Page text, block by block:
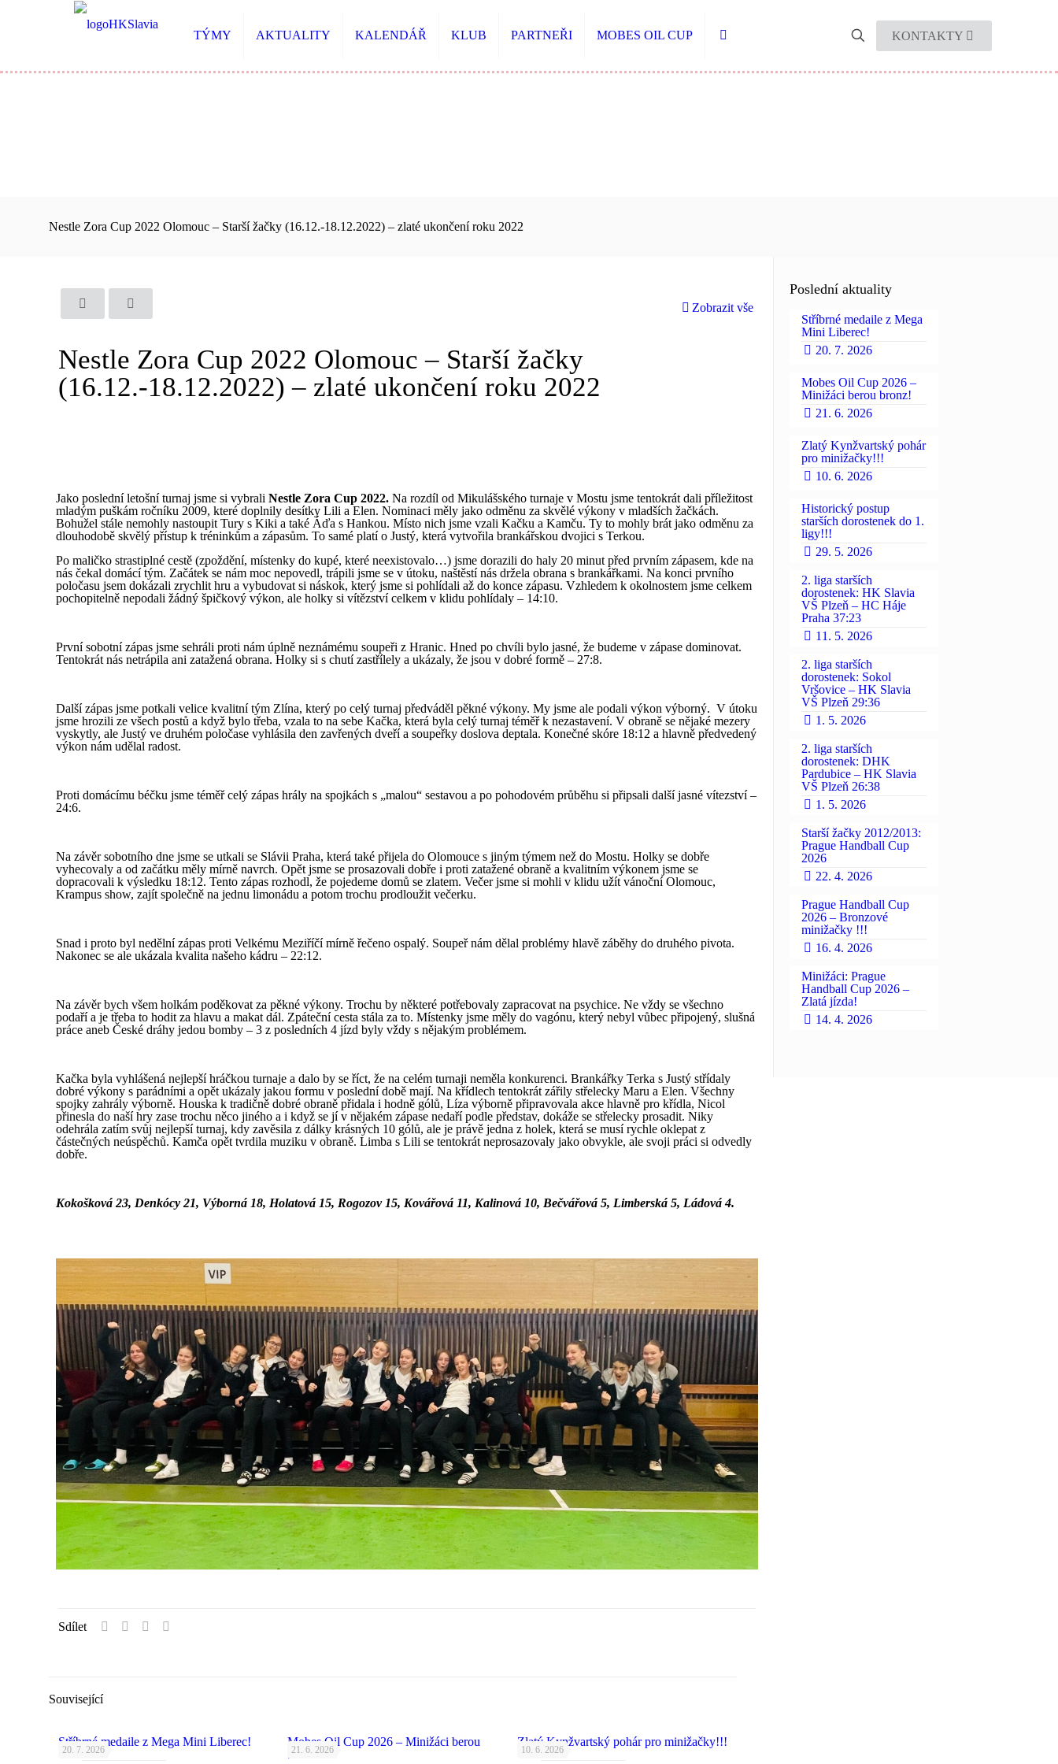
TÝMY AKTUALITY KALENDÁŘ KLUB PARTNEŘI MOBES OIL CUP KONTAKTY
Nestle Zora Cup 2022 Olomouc – Starší žačky (16.12.-18.12.2022) – zlaté ukončení roku 2022
Zobrazit vše
Nestle Zora Cup 2022 Olomouc – Starší žačky
(16.12.-18.12.2022) – zlaté ukončení roku 2022
Jako poslední letošní turnaj jsme si vybraliNestle Zora Cup 2022. Na rozdíl od Mikulášského turnaje v Mostu jsme tentokrát dali příležitost
mladým puškám ročníku 2009, které doplnily desítky Lili a Elen. Nominaci měly jako odměnu za skvělé výkony v mladších žačkách.
Bohužel stále nemohly nastoupit Tury s Kiki a také Áďa s Hankou. Místo nich jsme vzali Kačku a Kamču. Ty to mohly brát jako odměnu za
dlouhodobě skvělý přístup k tréninkům a zápasům. To samé platí o Justý, která vytvořila brankářskou dvojici s Terkou.
Po maličko strastiplné cestě (zpoždění, místenky do kupé, které neexistovalo…) jsme dorazili do haly 20 minut před prvním zápasem, kde na
nás čekal domácí tým. Začátek se nám moc nepovedl, trápili jsme se v útoku, naštěstí nás držela obrana s brankářkami. Na konci prvního
poločasu jsem dokázali zrychlit hru a vybudovat si náskok, který jsme si pohlídali až do konce zápasu. Vzhledem k okolnostem jsme celkem
pochopitelně nepodali žádný špičkový výkon, ale holky si vítězství celkem v klidu pohlídaly – 14:10.
První sobotní zápas jsme sehráli proti nám úplně neznámému soupeři z Hranic. Hned po chvíli bylo jasné, že budeme v zápase dominovat.
Tentokrát nás netrápila ani zatažená obrana. Holky si s chutí zastřílely a ukázaly, že jsou v dobré formě – 27:8.
Další zápas jsme potkali velice kvalitní tým Zlína, který po celý turnaj předváděl pěkné výkony. My jsme ale podali výkon výborný. V útoku
jsme hrozili ze všech postů a když bylo třeba, vzala to na sebe Kačka, která byla celý turnaj téměř k nezastavení. V obraně se nějaké mezery
vyskytly, ale Justý ve druhém poločase vyhlásila den zavřených dveří a soupeřky doslova deptala. Konečné skóre 18:12 a hlavně předvedený
výkon nám udělal radost.
Proti domácímu béčku jsme téměř celý zápas hrály na spojkách s „malou“ sestavou a po pohodovém průběhu si připsali další jasné vítezství –
24:6.
Na závěr sobotního dne jsme se utkali se Slávii Praha, která také přijela do Olomouce s jiným týmem než do Mostu. Holky se dobře
vyhecovaly a od začátku měly mírně navrch. Opět jsme se prosazovali dobře i proti zatažené obraně a kvalitním výkonem jsme se
dopracovali k výsledku 18:12. Tento zápas rozhodl, že pojedeme domů se zlatem. Večer jsme si mohli v klidu užít vánoční Olomouc,
Krampus show, zajít společně na jednu limonádu a potom trochu prodloužit večerku.
Snad i proto byl nedělní zápas proti Velkému Meziříčí mírně řečeno ospalý. Soupeř nám dělal problémy hlavě záběhy do druhého pivota.
Nakonec se ale ukázala kvalita našeho kádru – 22:12.
Na závěr bych všem holkám poděkovat za pěkné výkony. Trochu by některé potřebovaly zapracovat na psychice. Ne vždy se všechno
podaří a je třeba to hodit za hlavu a makat dál. Zpáteční cesta stála za to. Místenky jsme měly do vagónu, který nebyl vůbec připojený, slušná
práce aneb České dráhy jedou bomby – 3 z posledních 4 jízd byly vždy s nějakým problémem.
Kačka byla vyhlášená nejlepší hráčkou turnaje a dalo by se říct, že na celém turnaji neměla konkurenci. Brankářky Terka s Justý střídaly
dobré výkony s parádními a opět ukázaly jakou formu v poslední době mají. Na křídlech tentokrát zářily střelecky Maru a Elen. Všechny
spojky zahrály výborně. Houska k tradičně dobré obraně přidala i hodně gólů, Líza výborně připravovala akce hlavně pro křídla, Nicol
přinesla do naší hry zase trochu něco jiného a i když se jí v nějakém zápase nedaří podle představ, dokáže se střelecky prosadit. Niky
odehrála zatím svůj nejlepší turnaj, kdy zavěsila z dálky krásných 10 gólů, ale je právě jedna z holek, která se musí rychle oklepat z
částečných neúspěchů. Kamča opět tvrdila muziku v obraně. Limba s Lili se tentokrát neprosazovaly jako obvykle, ale svoji práci si odvedly
dobře.
Kokošková 23, Denkócy 21, Výborná 18, Holatová 15, Rogozov 15, Kovářová 11, Kalinová 10, Bečvářová 5, Limberská 5, Ládová 4.
Sdílet
Související
20. 7. 2026
Stříbrné medaile z Mega Mini Liberec!
21. 6. 2026
Mobes Oil Cup 2026 – Minižáci berou
bronz!
10. 6. 2026
Zlatý Kynžvartský pohár pro minižačky!!!
Poslední aktuality
Stříbrné medaile z Mega
Mini Liberec!
20. 7. 2026
Mobes Oil Cup 2026 –
Minižáci berou bronz!
21. 6. 2026
Zlatý Kynžvartský pohár
pro minižačky!!!
10. 6. 2026
Historický postup
starších dorostenek do 1.
ligy!!!
29. 5. 2026
2. liga starších
dorostenek: HK Slavia
VŠ Plzeň – HC Háje
Praha 37:23
11. 5. 2026
2. liga starších
dorostenek: Sokol
Vršovice – HK Slavia
VŠ Plzeň 29:36
1. 5. 2026
2. liga starších
dorostenek: DHK
Pardubice – HK Slavia
VŠ Plzeň 26:38
1. 5. 2026
Starší žačky 2012/2013:
Prague Handball Cup
2026
22. 4. 2026
Prague Handball Cup
2026 – Bronzové
minižačky !!!
16. 4. 2026
Minižáci: Prague
Handball Cup 2026 –
Zlatá jízda!
14. 4. 2026